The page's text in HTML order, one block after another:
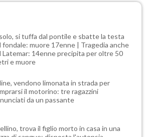
si tuffa dal pontile e sbatte la testa
fondale: muore 17enne | Tragedia anche
Latemar: 14enne precipita per oltre 50
e muore
vendono limonata in strada per
il motorino: tre ragazzini
da un passante
trova il figlio morto in casa in una